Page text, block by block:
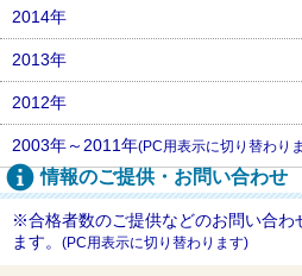
2014年
2013年
2012年
2003年～2011年(PC用表示に切り替わり
情報のご提供・お問い合わせ
※合格者数のご提供などのお問い合わ
ます。 (PC用表示に切り替わります)